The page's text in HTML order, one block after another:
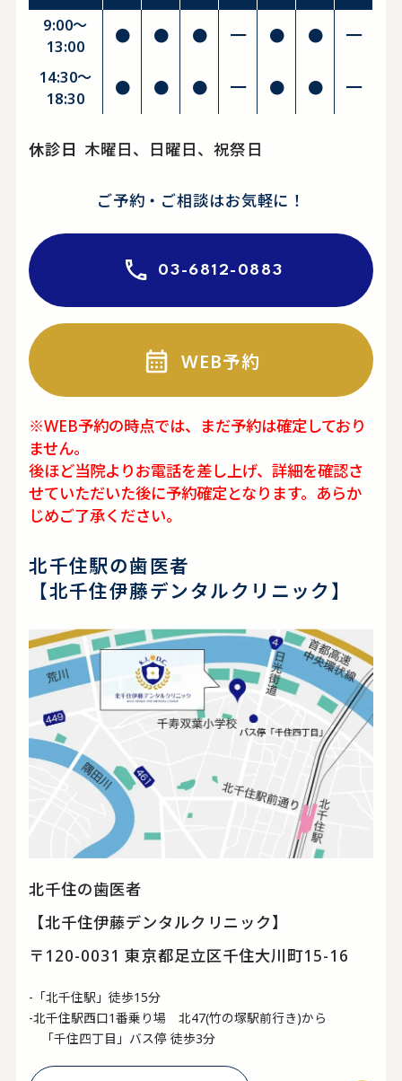
9:00～
13:00
● ● ● ━ ● ● ━
14:30〜
18:30
● ● ● ━ ● ● ━
休診日 木曜日、日曜日、祝祭日
ご予約・ご相談はお気軽に！
03-6812-0883
WEB予約
※WEB予約の時点では、まだ予約は確定しており
ません。
後ほど当院よりお電話を差し上げ、詳細を確認さ
せていただいた後に予約確定となります。あらか
じめご了承ください。
北千住駅の歯医者
【北千住伊藤デンタルクリニック】
北千住の歯医者
【北千住伊藤デンタルクリニック】
〒120-0031 東京都足立区千住大川町15-16
-「北千住駅」徒歩15分
-北千住駅西口1番乗り場 北47(竹の塚駅前行き)から
「千住四丁目」バス停 徒歩3分